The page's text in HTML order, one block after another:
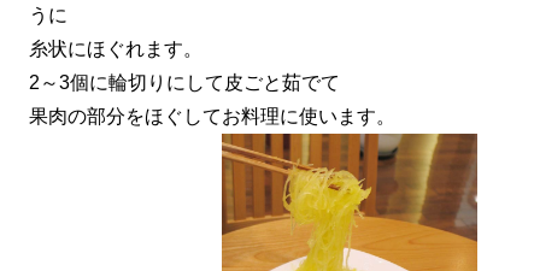
うに
糸状にほぐれます。
2～3個に輪切りにして皮ごと茹でて
果肉の部分をほぐしてお料理に使います。